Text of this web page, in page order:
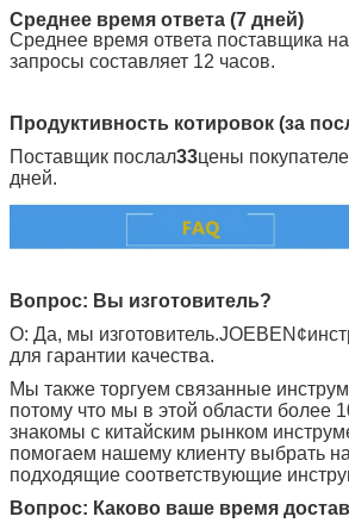
Среднее время ответа (7 дней)
Среднее время ответа поставщика
запросы составляет 12 часов.
Продуктивность котировок (за
Поставщик послал33цены
дней.
Вопрос: Вы изготовитель?
О: Да, мы изготовитель.JOEBEN
для гарантии качества.
Мы также торгуем связанные
потому что мы в этой области более
знакомы с китайским рынком
помогаем нашему клиенту выбрать
подходящие соответствующие
Вопрос: Каково ваше время